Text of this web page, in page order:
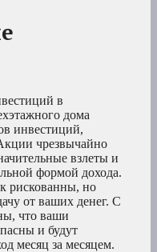
в
дома
инвестиций,
чрезвычайно
взлеты и
формой дохода.
рискованны, но
от ваших денег. С
что ваши
и будут
месяц за месяцем.